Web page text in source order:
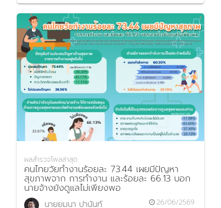
ผลสำรวจโพลล่าสุด
คนไทยวัยทำงานร้อยละ 73.44 เผยมีปัญหา
สุขภาพจาก การทำงาน และร้อยละ 66.13 บอก
นายจ้างยังดูแลไม่เพียงพอ
นายยมนา ปานันท์ 26/06/2569